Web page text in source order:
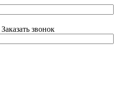
Заказать звонок